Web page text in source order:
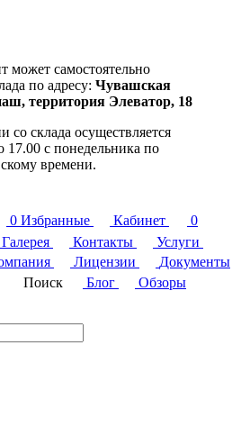
самостоятельно
по адресу: Чувашская
территория Элеватор, 18
со склада осуществляется
17.00 с понедельника по
времени.
0 Избранные Кабинет
0
Галерея Контакты
Услуги
Лицензии
Документы
Поиск Блог
Обзоры